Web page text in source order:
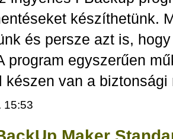
készíthetünk.
és persze azt is,
program egyszerűen
készen van a biztonsági
15:53